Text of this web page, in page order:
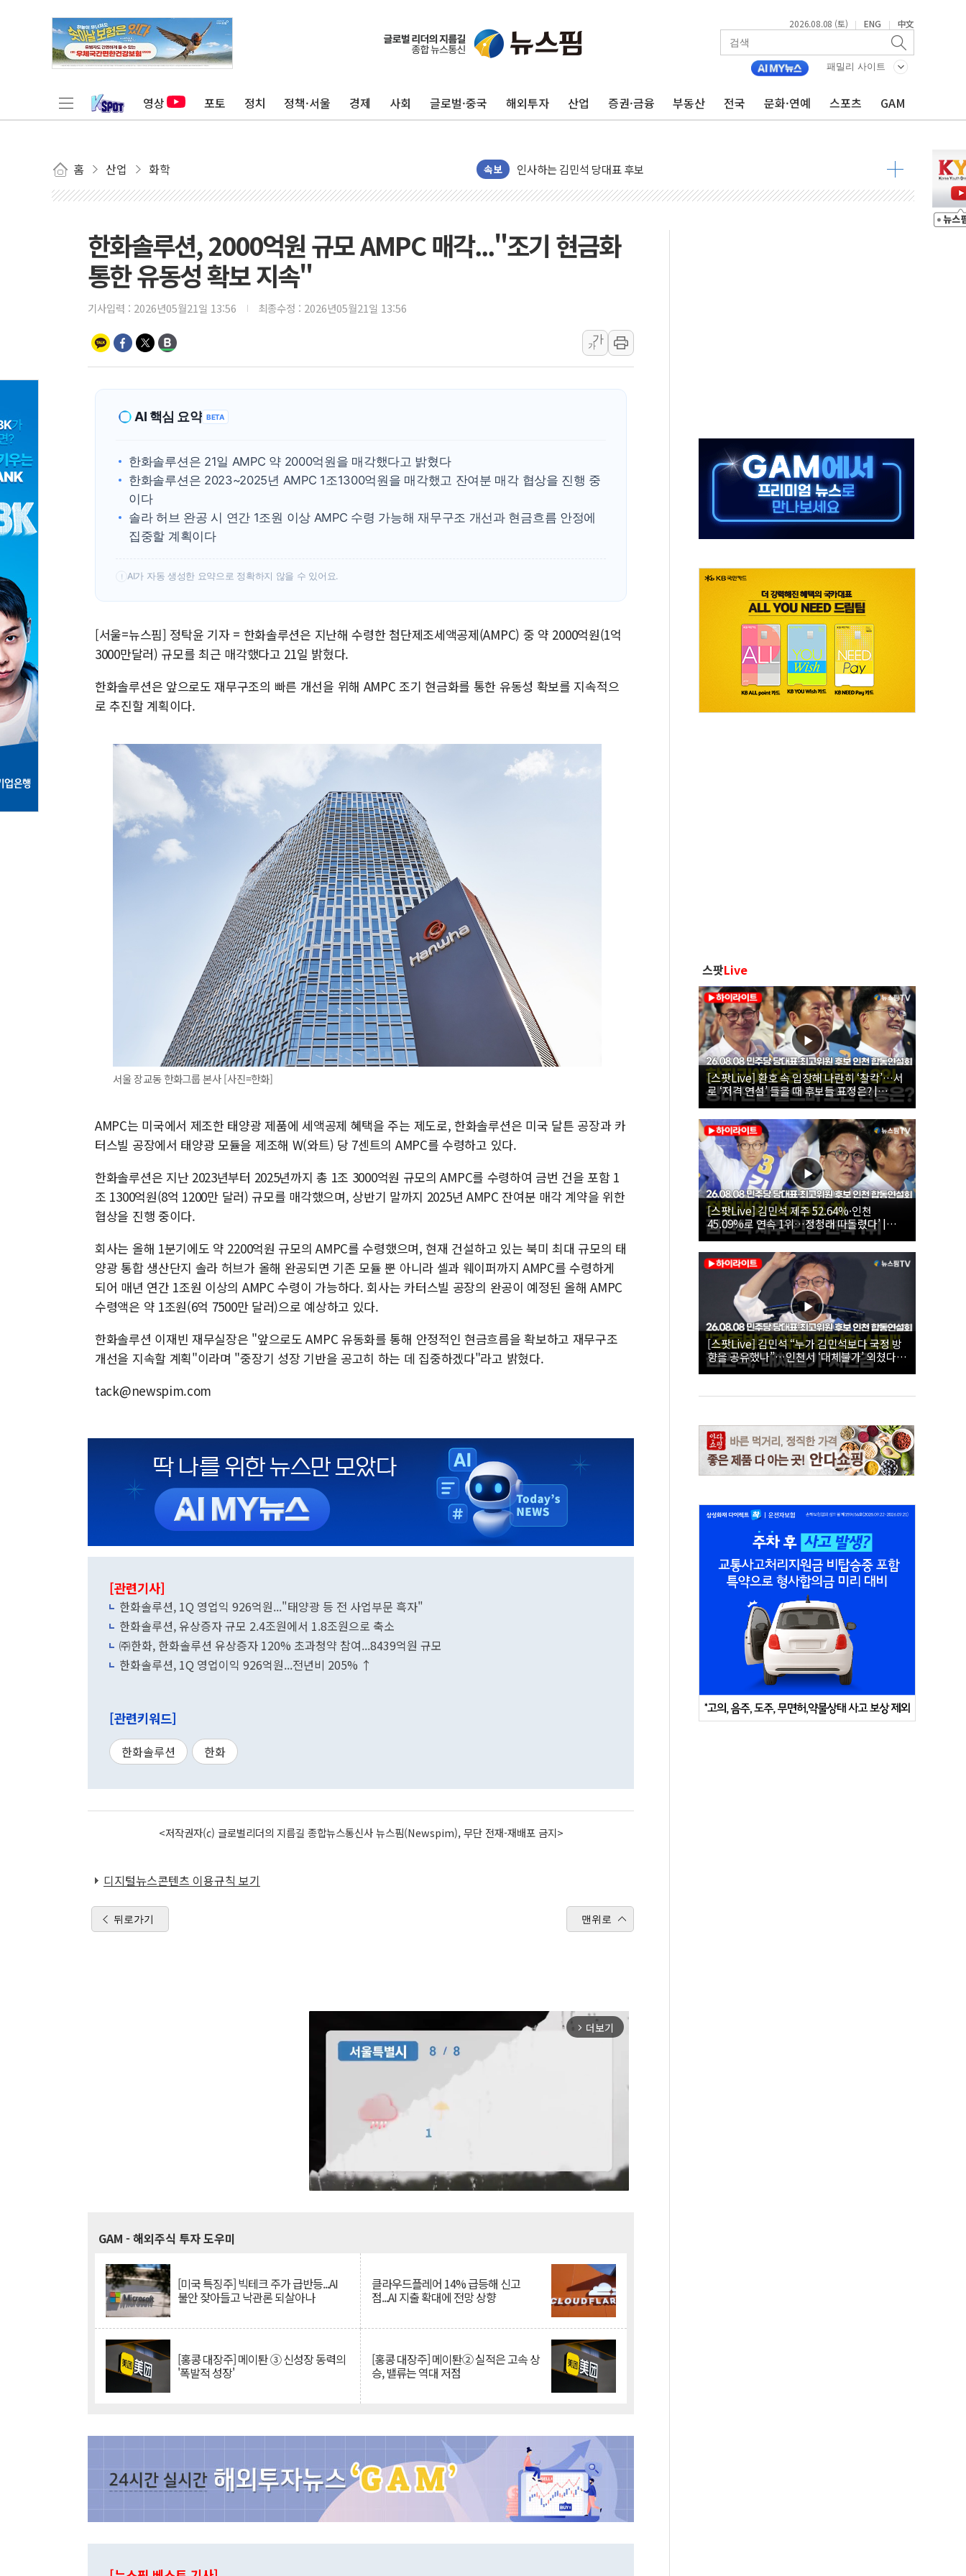
2026.08.08 (토) | ENG | 中文
패밀리 사이트
영상 포토 정치 정책·서울 경제 사회 글로벌·중국 해외투자 산업 증권·금융 부동산 전국 문화·연예 스포츠 GAM
홈 산업 화학 속보
포항시 재난예산 40억 긴급 투입…고수온 양식장 복구·지원 '총력'
울진·영덕 '호우특보'-포항 '산사태 주의보'...경북도, 호우 피해·통제구간 없어
인천 합동연설회 나선 송영길·정청래·김민석 당대표 후보
김민석, 2주차 제주·인천 경선서 정청래에 승리...47.75% vs 42.08%
[속보] 민주, 제주·인천 경선 결과 발표...김민석 47.75% 정청래 42.08%
[속보] 민주, 인천 경선 결과 발표...김민석 45.09% 정청래 43.27% 송영길 11.63%
이번주 국내 주요 금융일정(8.10~8.14)
美, 이란전 출구전략 만지작…공습 한계·탄약 부족 현실화
李대통령 "결혼 때문에 손해 보는 일 없게"…'결혼 페널티' 22개 과제 손본다
여수 오동도 인근 해상서 모터보트 전복…1명 사망·1명 실종
'화합' 꺼낸 김민석에 '뻔뻔' 받아친 정청래…제주 연설서 신경전 고조
한화솔루션, 2000억원 규모 AMPC 매각..."조기 현금화
통한 유동성 확보 지속"
기사입력 : 2026년05월21일 13:56 최종수정 : 2026년05월21일 13:56
가
가
AI 핵심 요약 BETA
한화솔루션은 21일 AMPC 약 2000억원을 매각했다고 밝혔다
한화솔루션은 2023~2025년 AMPC 1조1300억원을 매각했고 잔여분 매각 협상을 진행 중
이다
솔라 허브 완공 시 연간 1조원 이상 AMPC 수령 가능해 재무구조 개선과 현금흐름 안정에
집중할 계획이다
! AI가 자동 생성한 요약으로 정확하지 않을 수 있어요.
[서울=뉴스핌] 정탁윤 기자 = 한화솔루션은 지난해 수령한 첨단제조세액공제(AMPC) 중 약 2000억원(1억
3000만달러) 규모를 최근 매각했다고 21일 밝혔다.
한화솔루션은 앞으로도 재무구조의 빠른 개선을 위해 AMPC 조기 현금화를 통한 유동성 확보를 지속적으
로 추진할 계획이다.
서울 장교동 한화그룹 본사 [사진=한화]
AMPC는 미국에서 제조한 태양광 제품에 세액공제 혜택을 주는 제도로, 한화솔루션은 미국 달튼 공장과 카
터스빌 공장에서 태양광 모듈을 제조해 W(와트) 당 7센트의 AMPC를 수령하고 있다.
한화솔루션은 지난 2023년부터 2025년까지 총 1조 3000억원 규모의 AMPC를 수령하여 금번 건을 포함 1
조 1300억원(8억 1200만 달러) 규모를 매각했으며, 상반기 말까지 2025년 AMPC 잔여분 매각 계약을 위한
협상을 진행 중이다.
회사는 올해 1분기에도 약 2200억원 규모의 AMPC를 수령했으며, 현재 건설하고 있는 북미 최대 규모의 태
양광 통합 생산단지 솔라 허브가 올해 완공되면 기존 모듈 뿐 아니라 셀과 웨이퍼까지 AMPC를 수령하게
되어 매년 연간 1조원 이상의 AMPC 수령이 가능하다. 회사는 카터스빌 공장의 완공이 예정된 올해 AMPC
수령액은 약 1조원(6억 7500만 달러)으로 예상하고 있다.
한화솔루션 이재빈 재무실장은 "앞으로도 AMPC 유동화를 통해 안정적인 현금흐름을 확보하고 재무구조
개선을 지속할 계획"이라며 "중장기 성장 기반을 공고히 하는 데 집중하겠다"라고 밝혔다.
tack@newspim.com
[관련기사]
한화솔루션, 1Q 영업익 926억원..."태양광 등 전 사업부문 흑자"
한화솔루션, 유상증자 규모 2.4조원에서 1.8조원으로 축소
㈜한화, 한화솔루션 유상증자 120% 초과청약 참여...8439억원 규모
한화솔루션, 1Q 영업이익 926억원...전년비 205% ↑
[관련키워드]
한화솔루션 한화
<저작권자(c) 글로벌리더의 지름길 종합뉴스통신사 뉴스핌(Newspim), 무단 전재-재배포 금지>
디지털뉴스콘텐츠 이용규칙 보기
뒤로가기 맨위로
arrow_forward_ios 더보기
GAM - 해외주식 투자 도우미
[미국 특징주] 빅테크 주가 급반등...AI
불안 잦아들고 낙관론 되살아나
클라우드플레어 14% 급등해 신고
점...AI 지출 확대에 전망 상향
[홍콩 대장주] 메이퇀 ③ 신성장 동력의
'폭발적 성장'
[홍콩 대장주] 메이퇀② 실적은 고속 상
승, 밸류는 역대 저점
스팟Live
[스팟Live] 환호 속 입장해 나란히 ‘찰칵’…서
로 ‘저격 연설’ 들을 때 후보들 표정은? |
26.08.08 더불어민주당 당대표·최고위원 후
보 인천 합동연설회
[스팟Live] 김민석 제주 52.64%·인천
45.09%로 연속 1위…정청래 따돌렸다’ |
26.08.08 더불어민주당 당대표·최고위원 후
보 인천 합동연설회
[스팟Live] 김민석 “누가 김민석보다 국정 방
향을 공유했나”…인천서 ‘대체불가’ 외쳤다 |
26.08.08 더불어민주당 당대표·최고위원 후